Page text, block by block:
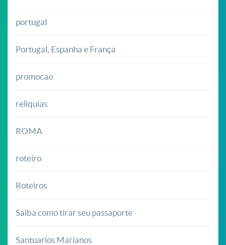
portugal
Portugal, Espanha e França
promocao
reliquias
ROMA
roteiro
Roteiros
Saiba como tirar seu passaporte
Santuarios Marianos